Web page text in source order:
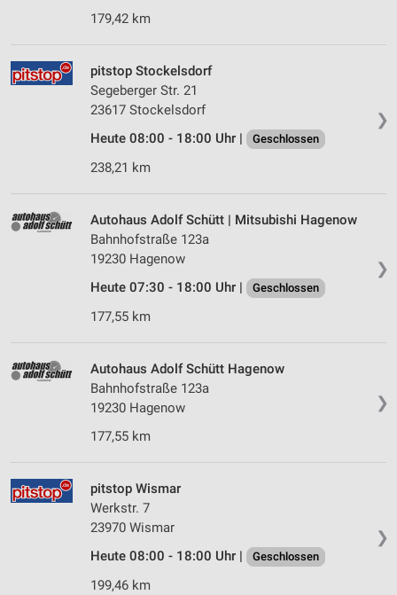
179,42 km
❯
pitstop Stockelsdorf
Segeberger Str. 21
23617 Stockelsdorf
Heute 08:00 - 18:00 Uhr |
Geschlossen
238,21 km
❯
Autohaus Adolf Schütt | Mitsubishi Hagenow
Bahnhofstraße 123a
19230 Hagenow
Heute 07:30 - 18:00 Uhr |
Geschlossen
177,55 km
❯
Autohaus Adolf Schütt Hagenow
Bahnhofstraße 123a
19230 Hagenow
177,55 km
❯
pitstop Wismar
Werkstr. 7
23970 Wismar
Heute 08:00 - 18:00 Uhr |
Geschlossen
199,46 km